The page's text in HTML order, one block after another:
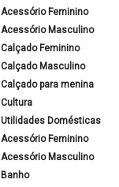
Acessório Feminino
Acessório Masculino
Calçado Feminino
Calçado Masculino
Calçado para menina
Cultura
Utilidades Domésticas
Acessório Feminino
Acessório Masculino
Banho